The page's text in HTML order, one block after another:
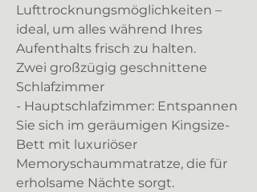
Lufttrocknungsmöglichkeiten –
ideal, um alles während Ihres
Aufenthalts frisch zu halten.
Zwei großzügig geschnittene
Schlafzimmer
- Hauptschlafzimmer: Entspannen
Sie sich im geräumigen Kingsize-
Bett mit luxuriöser
Memoryschaummatratze, die für
erholsame Nächte sorgt.